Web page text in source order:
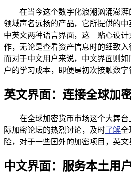
在当今这个数字化浪潮汹涌澎
领域声名远扬的产品，它所提供的
中英文两种语言界面，这一贴心设
作，无论是查看资产信息时的细致
而对于中文用户来说，中文界面则
户的学习成本，即便是初次接触数
英文界面：连接全球加
在全球加密货币市场这个大舞
际加密论坛的热烈讨论，及时了解全
险，对于一些国外的加密项目，英
中文界面：服务本土用